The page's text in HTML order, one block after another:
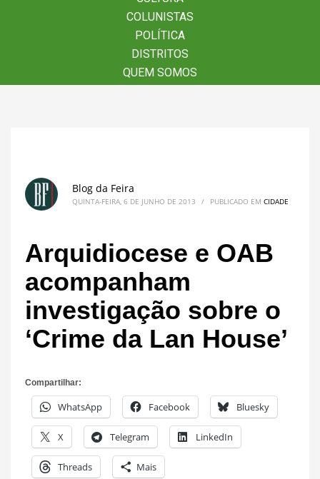
COLUNISTAS
POLÍTICA
DISTRITOS
QUEM SOMOS
COLUNISTAS
POLÍTICA
DISTRITOS
QUEM SOMOS
Blog da Feira
QUINTA-FEIRA, 6 DE JUNHO DE 2013 / PUBLICADO EM CIDADE
Arquidiocese e OAB
acompanham
investigação sobre o
‘Crime da Lan House’
Compartilhar:
WhatsApp Facebook Bluesky
X Telegram LinkedIn
Threads Mais